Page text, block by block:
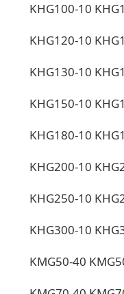
KHG100-10
KHG120-10
KHG130-10
KHG150-10
KHG180-10
KHG200-10
KHG250-10
KHG300-10
KMG50-40